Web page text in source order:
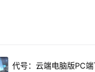
代号：云端电脑版PC